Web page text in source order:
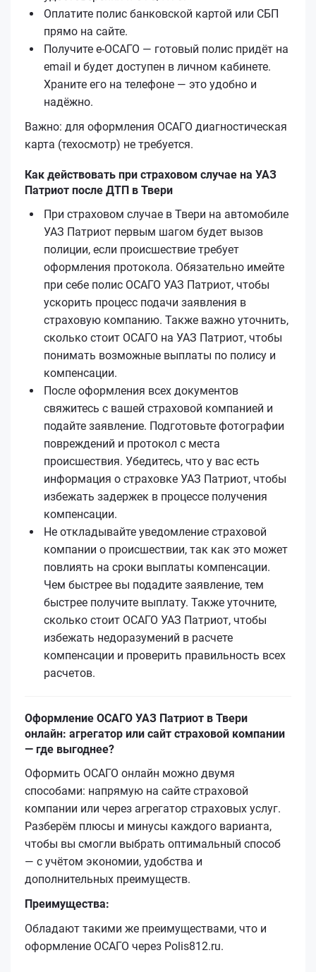
Оплатите полис банковской картой или СБП
прямо на сайте.
Получите е‑ОСАГО — готовый полис придёт на
email и будет доступен в личном кабинете.
Храните его на телефоне — это удобно и
надёжно.
Важно: для оформления ОСАГО диагностическая
карта (техосмотр) не требуется.
Как действовать при страховом случае на УАЗ
Патриот после ДТП в Твери
При страховом случае в Твери на автомобиле
УАЗ Патриот первым шагом будет вызов
полиции, если происшествие требует
оформления протокола. Обязательно имейте
при себе полис ОСАГО УАЗ Патриот, чтобы
ускорить процесс подачи заявления в
страховую компанию. Также важно уточнить,
сколько стоит ОСАГО на УАЗ Патриот, чтобы
понимать возможные выплаты по полису и
компенсации.
После оформления всех документов
свяжитесь с вашей страховой компанией и
подайте заявление. Подготовьте фотографии
повреждений и протокол с места
происшествия. Убедитесь, что у вас есть
информация о страховке УАЗ Патриот, чтобы
избежать задержек в процессе получения
компенсации.
Не откладывайте уведомление страховой
компании о происшествии, так как это может
повлиять на сроки выплаты компенсации.
Чем быстрее вы подадите заявление, тем
быстрее получите выплату. Также уточните,
сколько стоит ОСАГО УАЗ Патриот, чтобы
избежать недоразумений в расчете
компенсации и проверить правильность всех
расчетов.
Оформление ОСАГО УАЗ Патриот в Твери
онлайн: агрегатор или сайт страховой компании
— где выгоднее?
Оформить ОСАГО онлайн можно двумя
способами: напрямую на сайте страховой
компании или через агрегатор страховых услуг.
Разберём плюсы и минусы каждого варианта,
чтобы вы смогли выбрать оптимальный способ
— с учётом экономии, удобства и
дополнительных преимуществ.
Преимущества:
Обладают такими же преимуществами, что и
оформление ОСАГО через Polis812.ru.